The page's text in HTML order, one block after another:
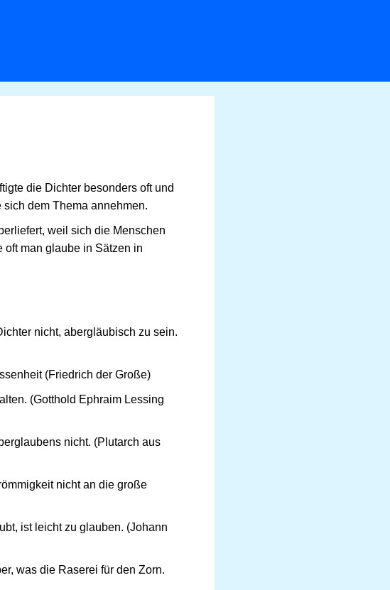
die Dichter besonders oft und
dem Thema annehmen.
weil sich die Menschen
man glaube in Sätzen in
nicht, abergläubisch zu sein.
(Friedrich der Große)
(Gotthold Ephraim Lessing
nicht. (Plutarch aus
nicht an die große
ist leicht zu glauben. (Johann
was die Raserei für den Zorn.